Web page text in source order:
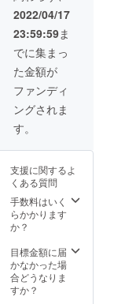
況、製
造工程
上の都
合等に
より出
荷時期
が遅れ
る場合
があり
円の
10％OF
F） ※デ
ザイ
ン・仕
様は変
更にな
る可能
性もご
了承く
い。 ※
ご注文
状況、
使用部
材の供
況、製
造工程
上の都
合等に
2022/04/17
23:59:59ま
でに集まっ
た金額が
ファンディ
ングされま
す。
支援に関するよ
くある質問
手数料はいく
らかかります
か？
目標金額に届
かなかった場
合どうなりま
すか？